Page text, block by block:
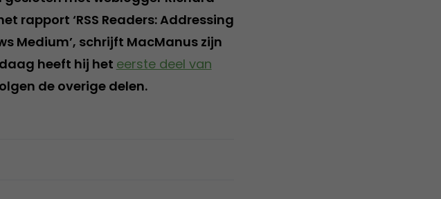
rapport ‘RSS Readers: Addressing
Medium’, schrijft MacManus zijn
heeft hij het eerste deel van
de overige delen.